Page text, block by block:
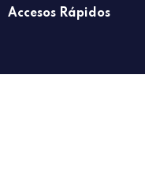
Accesos Rápidos